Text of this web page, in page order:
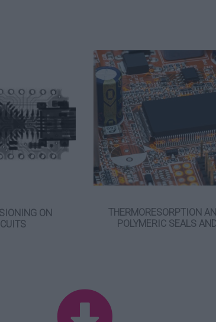
ON
THERMORESORPTION
POLYMERIC SEALS